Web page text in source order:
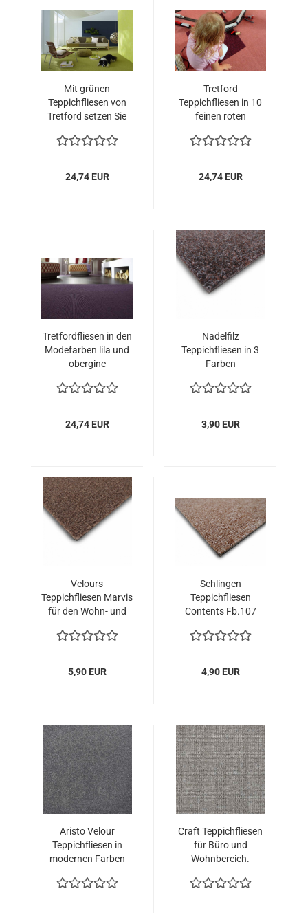
Mit grünen
Teppichfliesen von
Tretford setzen Sie
24,74 EUR
Tretford
Teppichfliesen in 10
feinen roten
24,74 EUR
Tretfordfliesen in den
Modefarben lila und
obergine
24,74 EUR
Nadelfilz
Teppichfliesen in 3
Farben
braun) erhältlich, B1
3,90 EUR
Velours
Teppichfliesen Marvis
für den Wohn- und
5,90 EUR
Schlingen
Teppichfliesen
Contents Fb.107
4,90 EUR
Aristo Velour
Teppichfliesen in
modernen Farben
Craft Teppichfliesen
für Büro und
Wohnbereich.